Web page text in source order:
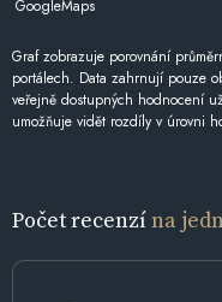
GoogleMaps
Graf zobrazuje porovnání
portálech. Data zahrnují pouze
veřejně dostupných hodnocení
umožňuje vidět rozdíly v úrovni
Počet recenzína